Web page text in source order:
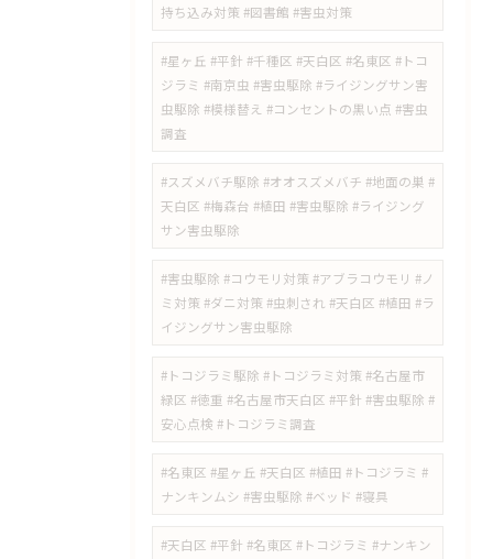
持ち込み対策 #図書館 #害虫対策
​#星ヶ丘 #平針 #千種区 #天白区 #名東区 #トコ
ジラミ #南京虫 #害虫駆除 #ライジングサン害
虫駆除 #模様替え #コンセントの黒い点 #害虫
調査
#スズメバチ駆除 #オオスズメバチ #地面の巣 #
天白区 #梅森台 #植田 #害虫駆除 #ライジング
サン害虫駆除
#害虫駆除 #コウモリ対策 #アブラコウモリ #ノ
ミ対策 #ダニ対策 #虫刺され #天白区 #植田 #ラ
イジングサン害虫駆除
#トコジラミ駆除 #トコジラミ対策 #名古屋市
緑区 #徳重 #名古屋市天白区 #平針 #害虫駆除 #
安心点検 #トコジラミ調査
#名東区 #星ヶ丘 #天白区 #植田 #トコジラミ #
ナンキンムシ #害虫駆除 #ベッド #寝具
#天白区 #平針 #名東区 #トコジラミ #ナンキン